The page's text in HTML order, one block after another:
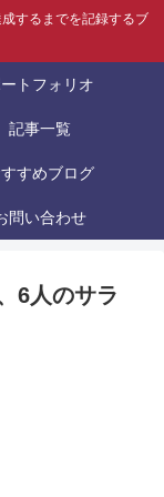
するまでを記録するブ
トフォリオ
記事一覧
すめブログ
問い合わせ
6人のサラ